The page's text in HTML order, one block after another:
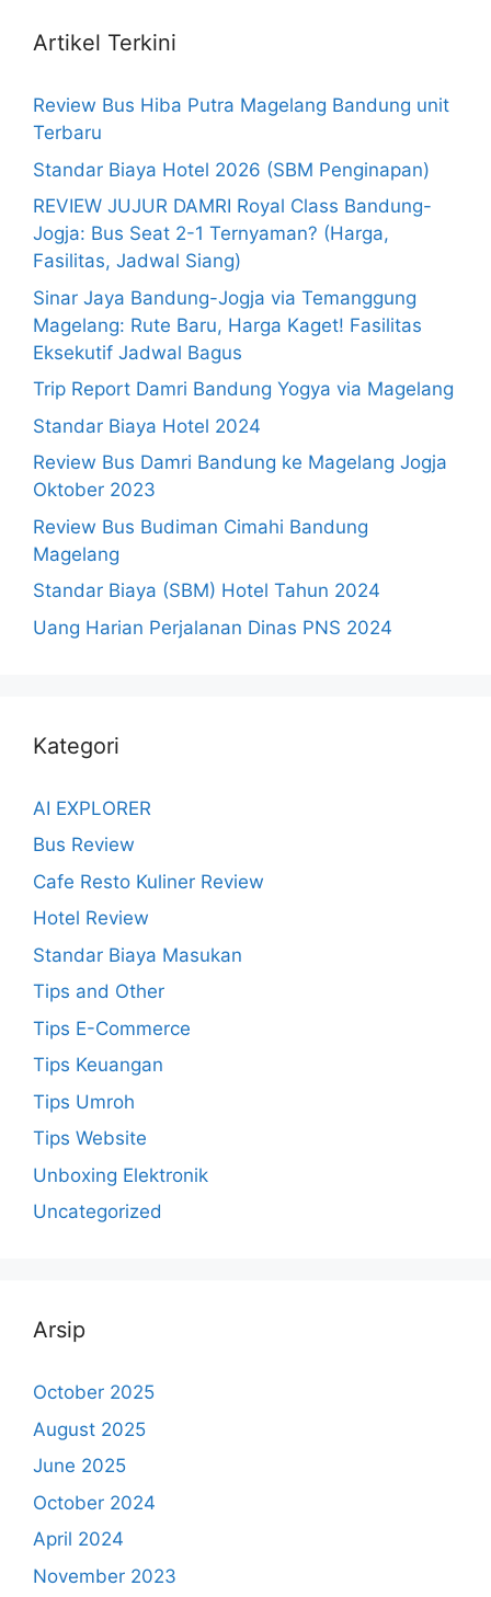
Artikel Terkini
Review Bus Hiba Putra Magelang Bandung unit
Terbaru
Standar Biaya Hotel 2026 (SBM Penginapan)
REVIEW JUJUR DAMRI Royal Class Bandung-
Jogja: Bus Seat 2-1 Ternyaman? (Harga,
Fasilitas, Jadwal Siang)
Sinar Jaya Bandung-Jogja via Temanggung
Magelang: Rute Baru, Harga Kaget! Fasilitas
Eksekutif Jadwal Bagus
Trip Report Damri Bandung Yogya via Magelang
Standar Biaya Hotel 2024
Review Bus Damri Bandung ke Magelang Jogja
Oktober 2023
Review Bus Budiman Cimahi Bandung
Magelang
Standar Biaya (SBM) Hotel Tahun 2024
Uang Harian Perjalanan Dinas PNS 2024
Kategori
AI EXPLORER
Bus Review
Cafe Resto Kuliner Review
Hotel Review
Standar Biaya Masukan
Tips and Other
Tips E-Commerce
Tips Keuangan
Tips Umroh
Tips Website
Unboxing Elektronik
Uncategorized
Arsip
October 2025
August 2025
June 2025
October 2024
April 2024
November 2023